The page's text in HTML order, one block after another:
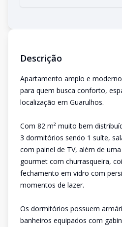
Descrição
Apartamento amplo e
para quem busca conforto,
localização em Guarulhos.
Com 82 m² muito bem
3 dormitórios sendo 1 suíte,
com painel de TV, além de
gourmet com churrasqueira,
fechamento em vidro com
momentos de lazer.
Os dormitórios possuem
banheiros equipados com